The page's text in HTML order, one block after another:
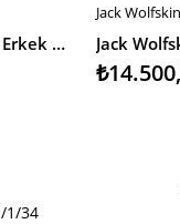
Jack Wolfskin Ather Down JKT Erkek Outdoor Ceket
SEPETE
Jack Wolfskin
1/34